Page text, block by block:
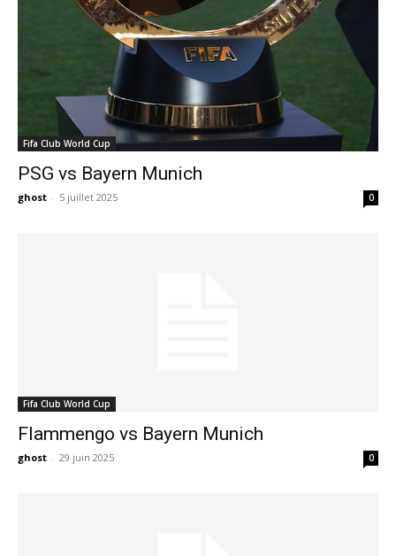
Fifa Club World Cup
PSG vs Bayern Munich
ghost - 5 juillet 2025 0
Fifa Club World Cup
Flammengo vs Bayern Munich
ghost - 29 juin 2025 0